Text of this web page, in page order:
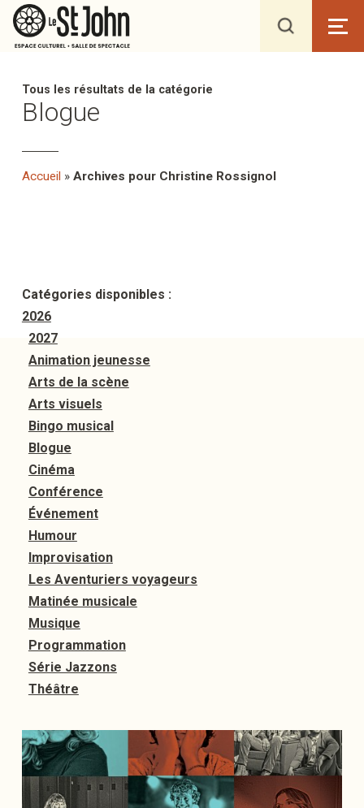
Tous les résultats de la catégorie
Blogue
Accueil » Archives pour Christine Rossignol
Catégories disponibles :
2026
2027
Animation jeunesse
Arts de la scène
Arts visuels
Bingo musical
Blogue
Cinéma
Conférence
Événement
Humour
Improvisation
Les Aventuriers voyageurs
Matinée musicale
Musique
Programmation
Série Jazzons
Théâtre